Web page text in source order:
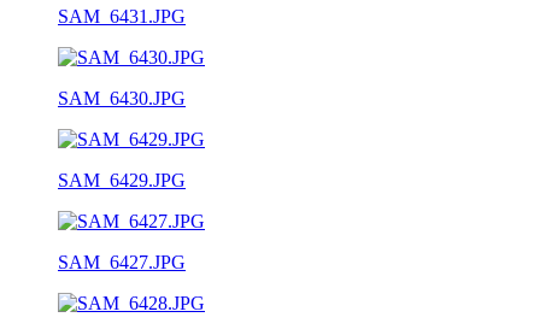
SAM_6431.JPG
SAM_6430.JPG
SAM_6429.JPG
SAM_6427.JPG